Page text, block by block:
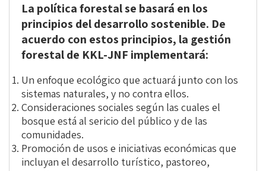
La política forestal se basará en los
principios del desarrollo sostenible. De
acuerdo con estos principios, la gestión
forestal de KKL-JNF implementará:
Un enfoque ecológico que actuará junto con los
sistemas naturales, y no contra ellos.
Consideraciones sociales según las cuales el
bosque está al sericio del público y de las
comunidades.
Promoción de usos e iniciativas económicas que
incluyan el desarrollo turístico, pastoreo,